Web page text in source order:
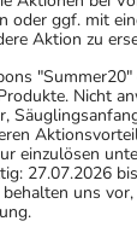
oder ggf. mit
Aktion zu
Nicht
einzulösen
27.07.2026
uns